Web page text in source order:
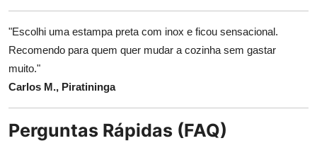
"Escolhi uma estampa preta com inox e ficou sensacional.
Recomendo para quem quer mudar a cozinha sem gastar
muito."
Carlos M., Piratininga
Perguntas Rápidas (FAQ)